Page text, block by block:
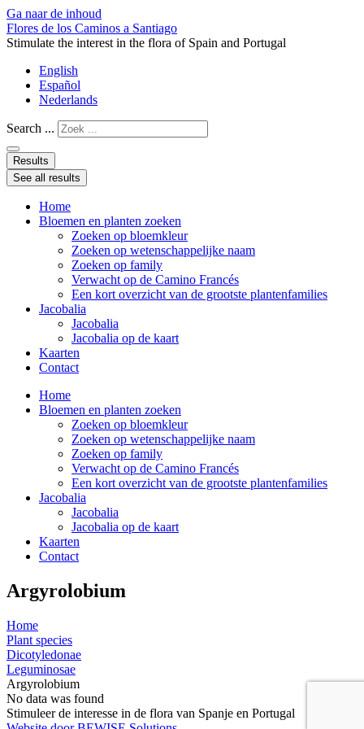
Ga naar de inhoud
Flores de los Caminos a Santiago
Stimulate the interest in the flora of Spain and Portugal
English
Español
Nederlands
Search ...
Results
See all results
Home
Bloemen en planten zoeken
Zoeken op bloemkleur
Zoeken op wetenschappelijke naam
Zoeken op family
Verwacht op de Camino Francés
Een kort overzicht van de grootste plantenfamilies
Jacobalia
Jacobalia
Jacobalia op de kaart
Kaarten
Contact
Home
Bloemen en planten zoeken
Zoeken op bloemkleur
Zoeken op wetenschappelijke naam
Zoeken op family
Verwacht op de Camino Francés
Een kort overzicht van de grootste plantenfamilies
Jacobalia
Jacobalia
Jacobalia op de kaart
Kaarten
Contact
Argyrolobium
Home
Plant species
Dicotyledonae
Leguminosae
Argyrolobium
No data was found
Stimuleer de interesse in de flora van Spanje en Portugal